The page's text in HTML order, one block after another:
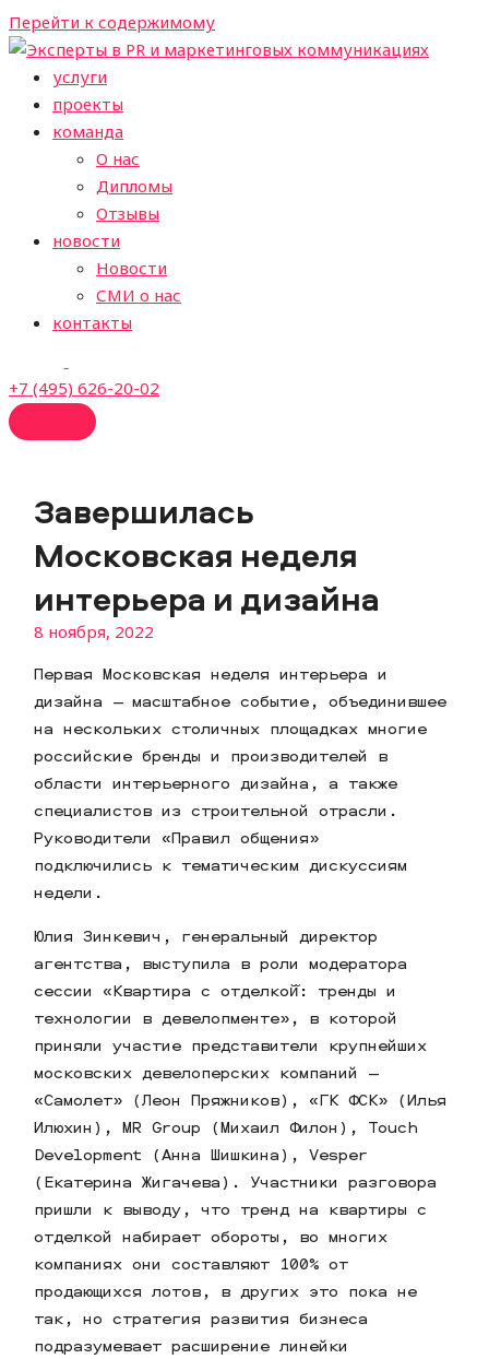
Перейти к содержимому
услуги
проекты
команда
О нас
Дипломы
Отзывы
новости
Новости
СМИ о нас
контакты
+7 (495) 626-20-02
Завершилась
Московская неделя
интерьера и дизайна
8 ноября, 2022
Первая Московская неделя интерьера и
дизайна — масштабное событие, объединившее
на нескольких столичных площадках многие
российские бренды и производителей в
области интерьерного дизайна, а также
специалистов из строительной отрасли.
Руководители «Правил общения»
подключились к тематическим дискуссиям
недели.
Юлия Зинкевич, генеральный директор
агентства, выступила в роли модератора
сессии «Квартира с отделкой̆: тренды и
технологии в девелопменте», в которой
приняли участие представители крупнейших
московских девелоперских компаний —
«Самолет» (Леон Пряжников), «ГК ФСК» (Илья
Илюхин), MR Group (Михаил Филон), Touch
Development (Анна Шишкина), Vesper
(Екатерина Жигачева). Участники разговора
пришли к выводу, что тренд на квартиры с
отделкой набирает обороты, во многих
компаниях они составляют 100% от
продающихся лотов, в других это пока не
так, но стратегия развития бизнеса
подразумевает расширение линейки